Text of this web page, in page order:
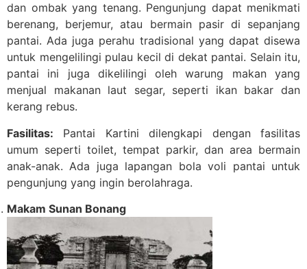
dan ombak yang tenang. Pengunjung dapat menikmati
berenang, berjemur, atau bermain pasir di sepanjang
pantai. Ada juga perahu tradisional yang dapat disewa
untuk mengelilingi pulau kecil di dekat pantai. Selain itu,
pantai ini juga dikelilingi oleh warung makan yang
menjual makanan laut segar, seperti ikan bakar dan
kerang rebus.
Fasilitas: Pantai Kartini dilengkapi dengan fasilitas
umum seperti toilet, tempat parkir, dan area bermain
anak-anak. Ada juga lapangan bola voli pantai untuk
pengunjung yang ingin berolahraga.
Makam Sunan Bonang